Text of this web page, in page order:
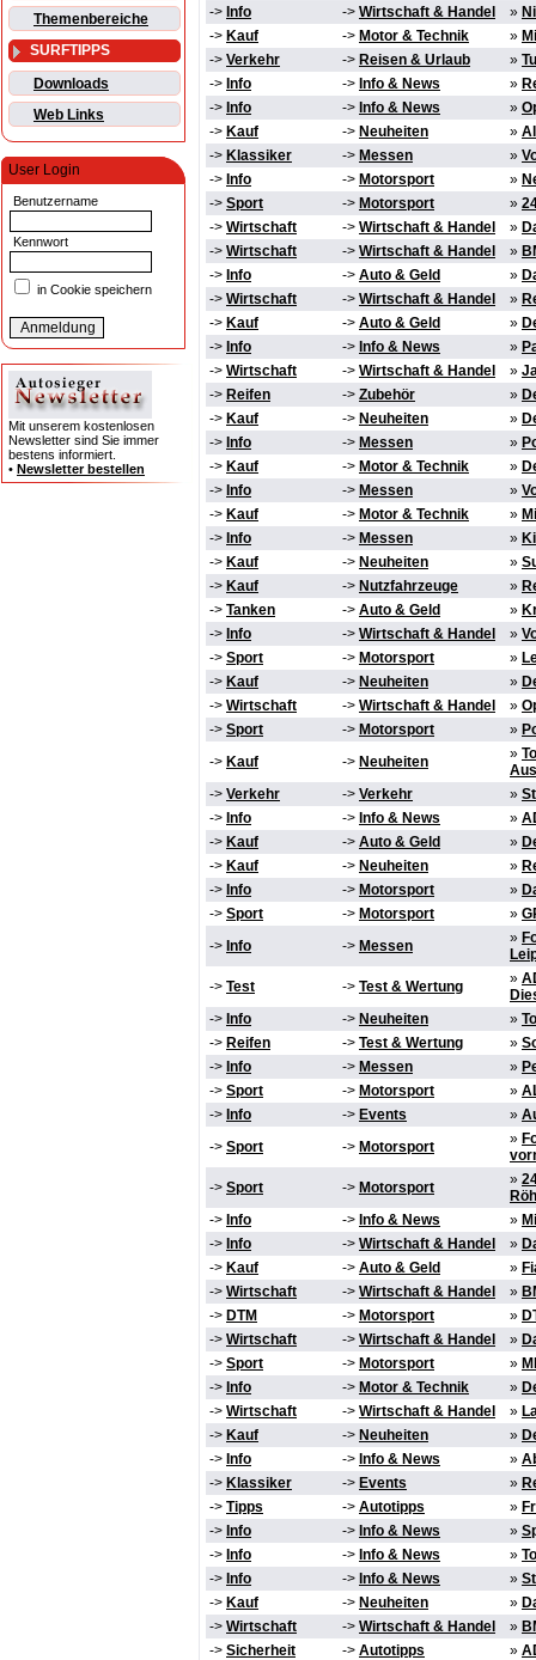
Themenbereiche
SURFTIPPS
Downloads
Web Links
User Login
Benutzername
Kennwort
in Cookie speichern
Mit unserem kostenlosen
Newsletter sind Sie immer
bestens informiert.
• Newsletter bestellen
-> Info -> Wirtschaft & Handel »
-> Kauf -> Motor & Technik »
-> Verkehr -> Reisen & Urlaub »
-> Info -> Info & News »
-> Info -> Info & News »
-> Kauf -> Neuheiten »
-> Klassiker -> Messen »
-> Info -> Motorsport »
-> Sport -> Motorsport »
-> Wirtschaft -> Wirtschaft & Handel »
-> Wirtschaft -> Wirtschaft & Handel »
-> Info -> Auto & Geld »
-> Wirtschaft -> Wirtschaft & Handel »
-> Kauf -> Auto & Geld »
-> Info -> Info & News »
-> Wirtschaft -> Wirtschaft & Handel »
-> Reifen -> Zubehör »
-> Kauf -> Neuheiten »
-> Info -> Messen »
-> Kauf -> Motor & Technik »
-> Info -> Messen »
-> Kauf -> Motor & Technik »
-> Info -> Messen »
-> Kauf -> Neuheiten »
-> Kauf -> Nutzfahrzeuge »
-> Tanken -> Auto & Geld »
-> Info -> Wirtschaft & Handel »
-> Sport -> Motorsport »
-> Kauf -> Neuheiten »
-> Wirtschaft -> Wirtschaft & Handel »
-> Sport -> Motorsport »
-> Kauf -> Neuheiten »
-> Verkehr -> Verkehr »
-> Info -> Info & News »
-> Kauf -> Auto & Geld »
-> Kauf -> Neuheiten »
-> Info -> Motorsport »
-> Sport -> Motorsport »
-> Info -> Messen »
-> Test -> Test & Wertung »
-> Info -> Neuheiten »
-> Reifen -> Test & Wertung »
-> Info -> Messen »
-> Sport -> Motorsport »
-> Info -> Events »
-> Sport -> Motorsport »
-> Sport -> Motorsport »
-> Info -> Info & News »
-> Info -> Wirtschaft & Handel »
-> Kauf -> Auto & Geld »
-> Wirtschaft -> Wirtschaft & Handel »
-> DTM -> Motorsport »
-> Wirtschaft -> Wirtschaft & Handel »
-> Sport -> Motorsport »
-> Info -> Motor & Technik »
-> Wirtschaft -> Wirtschaft & Handel »
-> Kauf -> Neuheiten »
-> Info -> Info & News »
-> Klassiker -> Events »
-> Tipps -> Autotipps »
-> Info -> Info & News »
-> Info -> Info & News »
-> Info -> Info & News »
-> Kauf -> Neuheiten »
-> Wirtschaft -> Wirtschaft & Handel »
-> Sicherheit -> Autotipps »